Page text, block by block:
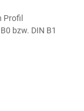
Profil
bzw. DIN B1